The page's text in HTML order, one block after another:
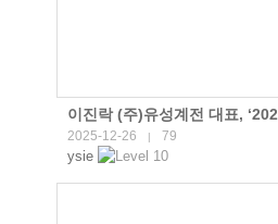
2025-12-26 | 79
ysie